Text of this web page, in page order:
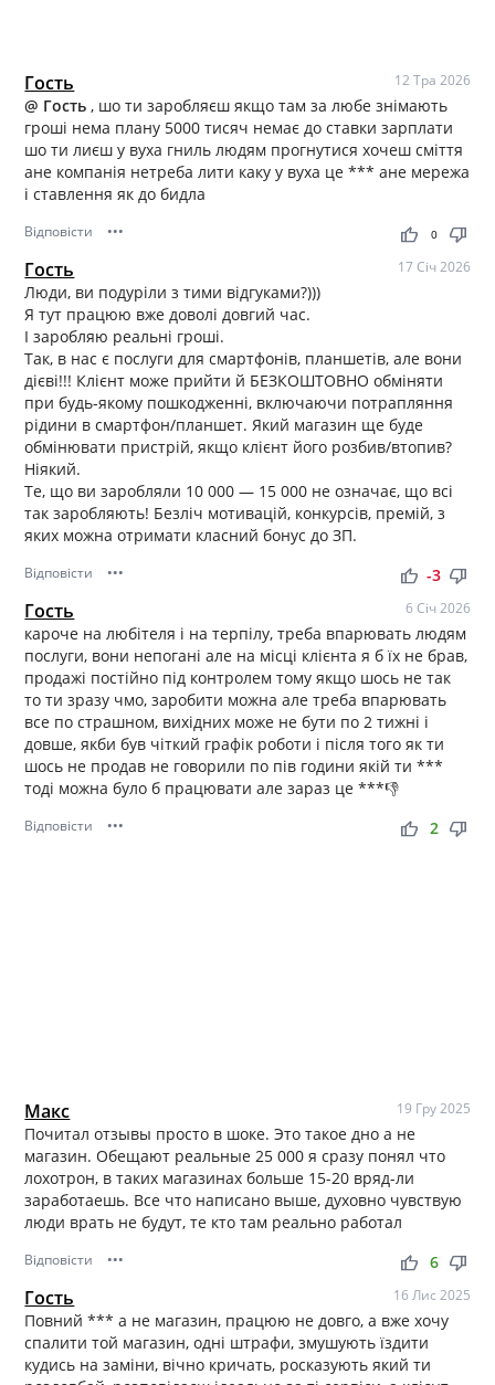
Гость 12 Тра 2026
@ Гость, шо ти заробляєш якщо там за любе знімають
гроші нема плану 5000 тисяч немає до ставки зарплати
шо ти лиєш у вуха гниль людям прогнутися хочеш сміття
ане компанія нетреба лити каку у вуха це *** ане мережа
і ставлення як до бидла
Відповісти ••• thumb_up thumb_down
0
Гость 17 Січ 2026
Люди, ви подуріли з тими відгуками?)))
Я тут працюю вже доволі довгий час.
І заробляю реальні гроші.
Так, в нас є послуги для смартфонів, планшетів, але вони
дієві!!! Клієнт може прийти й БЕЗКОШТОВНО обміняти
при будь-якому пошкодженні, включаючи потрапляння
рідини в смартфон/планшет. Який магазин ще буде
обмінювати пристрій, якщо клієнт його розбив/втопив?
Ніякий.
Те, що ви заробляли 10 000 — 15 000 не означає, що всі
так заробляють! Безліч мотивацій, конкурсів, премій, з
яких можна отримати класний бонус до ЗП.
Відповісти ••• thumb_up thumb_down
-3
Гость 6 Січ 2026
кароче на любітеля і на терпілу, треба впарювать людям
послуги, вони непогані але на місці клієнта я б їх не брав,
продажі постійно під контролем тому якщо шось не так
то ти зразу чмо, заробити можна але треба впарювать
все по страшном, вихідних може не бути по 2 тижні і
довше, якби був чіткий графік роботи і після того як ти
шось не продав не говорили по пів години якій ти ***
тоді можна було б працювати але зараз це ***👎
Відповісти ••• thumb_up thumb_down
2
Макс 19 Гру 2025
Почитал отзывы просто в шоке. Это такое дно а не
магазин. Обещают реальные 25 000 я сразу понял что
лохотрон, в таких магазинах больше 15-20 вряд-ли
заработаешь. Все что написано выше, духовно чувствую
люди врать не будут, те кто там реально работал
Відповісти ••• thumb_up thumb_down
6
Гость 16 Лис 2025
Повний *** а не магазин, працюю не довго, а вже хочу
спалити той магазин, одні штрафи, змушують їздити
кудись на заміни, вічно кричать, росказують який ти